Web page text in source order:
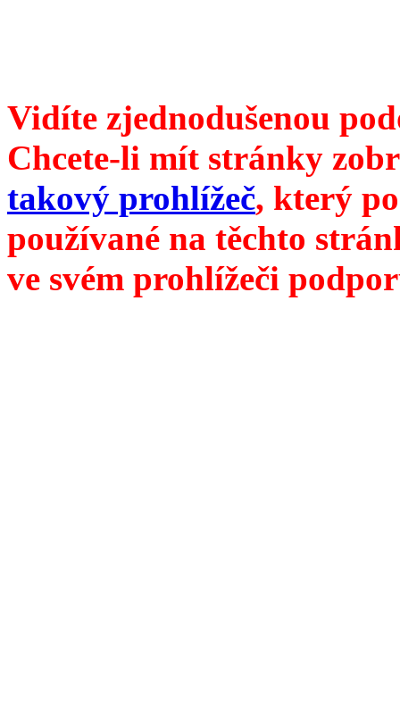
Vidíte zjednodušenou
Chcete-li mít stránky
takový prohlížeč, který
používané na těchto
ve svém prohlížeči